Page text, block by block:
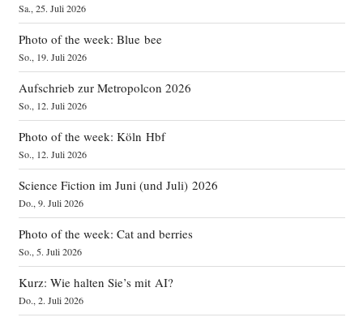
Sa., 25. Juli 2026
Photo of the week: Blue bee
So., 19. Juli 2026
Aufschrieb zur Metropolcon 2026
So., 12. Juli 2026
Photo of the week: Köln Hbf
So., 12. Juli 2026
Science Fiction im Juni (und Juli) 2026
Do., 9. Juli 2026
Photo of the week: Cat and berries
So., 5. Juli 2026
Kurz: Wie halten Sie’s mit AI?
Do., 2. Juli 2026